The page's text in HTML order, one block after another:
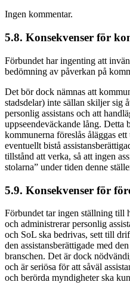
Ingen kommentar.
5.8. Konsekvenser för
Förbundet har ingenting att
bedömning av påverkan på
Det bör dock nämnas att
stadsdelar) inte sällan skiljer sig
personlig assistans och att
uppseendeväckande lång. Detta
kommunerna föreslås åläggas
eventuellt bistå
tillstånd att verka, så att ingen
stolarna” under tiden denne
5.9. Konsekvenser för
Förbundet tar ingen ställning till
och administrerar personlig
och SoL ska bedrivas, sett till
den assistansberättigade med
branschen. Det är dock
och är seriösa för att såväl
och berörda myndigheter ska